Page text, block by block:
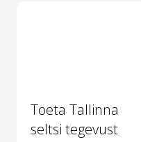
Toeta Tallinna
seltsi tegevust